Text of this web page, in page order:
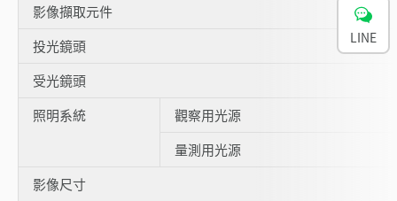
影像擷取元件
投光鏡頭
受光鏡頭
照明系統
觀察用光源
量測用光源
影像尺寸
LINE